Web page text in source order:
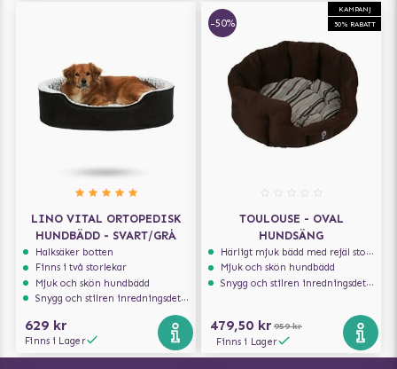
LINO VITAL ORTOPEDISK
HUNDBÄDD - SVART/GRÅ
Halksäker botten
Finns i två storlekar
Mjuk och skön hundbädd
Snygg och stilren inredningsdetalj
629 kr
Finns i Lager
KAMPANJ
50% RABATT
-50%
TOULOUSE - OVAL
HUNDSÄNG
Härligt mjuk bädd med rejäl stoppning som håller formen
Mjuk och skön hundbädd
Snygg och stilren inredningsdetalj
479,50 kr 959 kr
Finns i Lager